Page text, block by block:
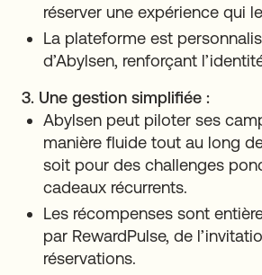
réserver une expérience qui
La plateforme est
d’Abylsen, renforçant
3. Une gestion simplifiée :
Abylsen peut piloter ses
manière fluide tout au long
soit pour des challenges
cadeaux récurrents.
Les récompenses sont
par RewardPulse, de
réservations.